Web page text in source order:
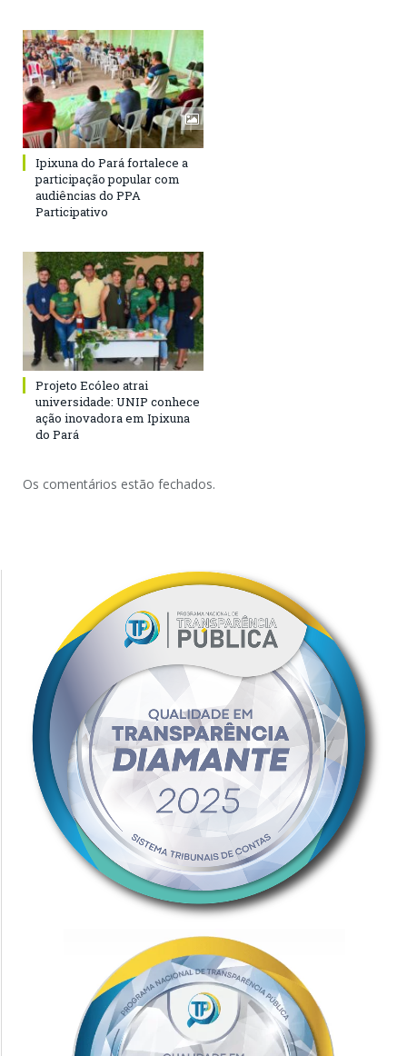
Ipixuna do Pará fortalece a
participação popular com
audiências do PPA
Participativo
Projeto Ecóleo atrai
universidade: UNIP conhece
ação inovadora em Ipixuna
do Pará
Os comentários estão fechados.